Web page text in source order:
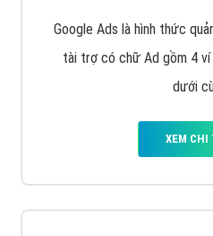
Google Ads là hình thức
tài trợ có chữ Ad gồm 4
dưới
XEM CHI